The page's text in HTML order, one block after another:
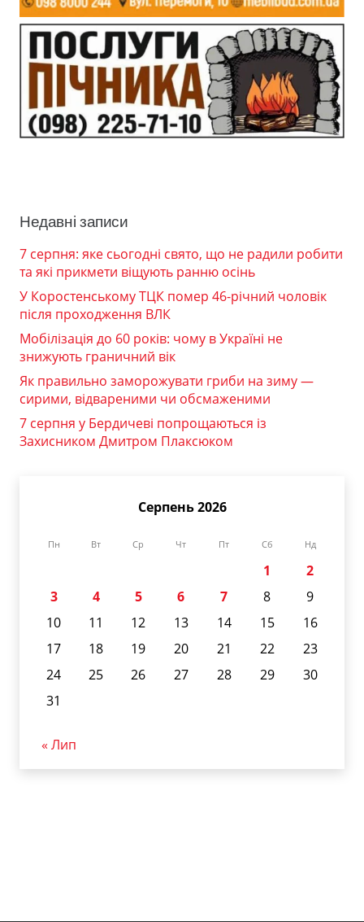
Недавні записи
7 серпня: яке сьогодні свято, що не радили робити
та які прикмети віщують ранню осінь
У Коростенському ТЦК помер 46-річний чоловік
після проходження ВЛК
Мобілізація до 60 років: чому в Україні не
знижують граничний вік
Як правильно заморожувати гриби на зиму —
сирими, відвареними чи обсмаженими
7 серпня у Бердичеві попрощаються із
Захисником Дмитром Плаксюком
Серпень 2026
Пн Вт Ср Чт Пт Сб Нд
1
2
3
4 5 6 7 8
9
10
11 12 13 14 15
16
17
18 19 20 21 22
23
24
25 26 27 28 29
30
31
« Лип